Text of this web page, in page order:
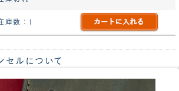
庫数：1
セルについて